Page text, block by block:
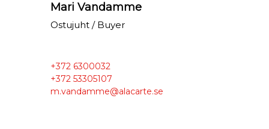
Mari Vandamme
Ostujuht / Buyer
+372 6300032
+372 53305107
m.vandamme@alacarte.se